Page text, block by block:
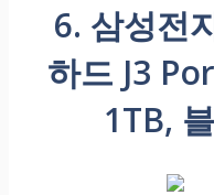
6. 삼성전
하드 J3
1TB,